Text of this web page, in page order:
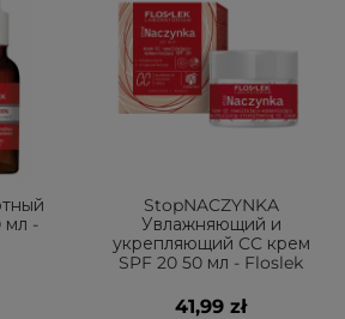
мл -
StopNACZYNKA
Увлажняющий и
укрепляющий CC крем
SPF 20 50 мл - Floslek
41,99 zł